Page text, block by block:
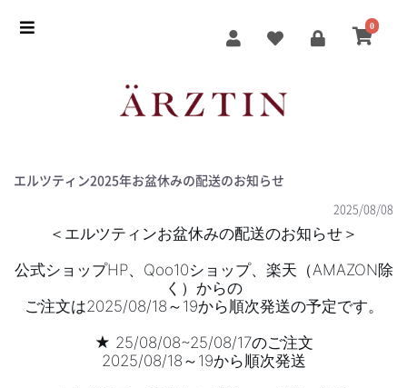
0
エルツティン2025年お盆休みの配送のお知らせ
2025/08/08
＜エルツティンお盆休みの配送のお知らせ＞
公式ショップHP、Qoo10ショップ、楽天（AMAZON除
く）からの
ご注文は2025/08/18～19から順次発送の予定です。
★ 25/08/08~25/08/17のご注文
2025/08/18～19から順次発送